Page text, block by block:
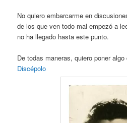
No quiero embarcarme en
de los que ven todo mal empezó a
no ha llegado hasta este punto.
De todas maneras, quiero poner algo
Discépolo